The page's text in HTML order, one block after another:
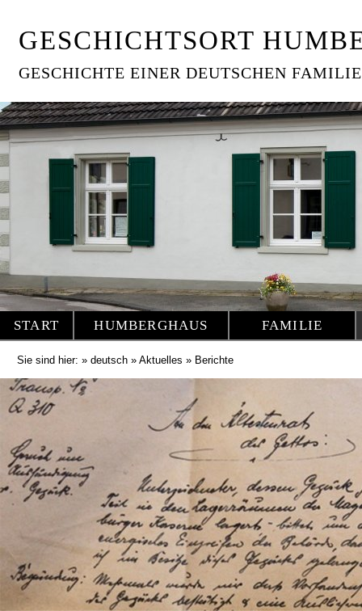
GESCHICHTSORT
GESCHICHTE EINER DEUTSCHEN FAMILIE
START HUMBERGHAUS FAMILIE
Sie sind hier: » deutsch » Aktuelles » Berichte